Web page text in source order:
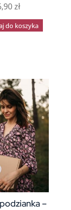
zł
do koszyka
–